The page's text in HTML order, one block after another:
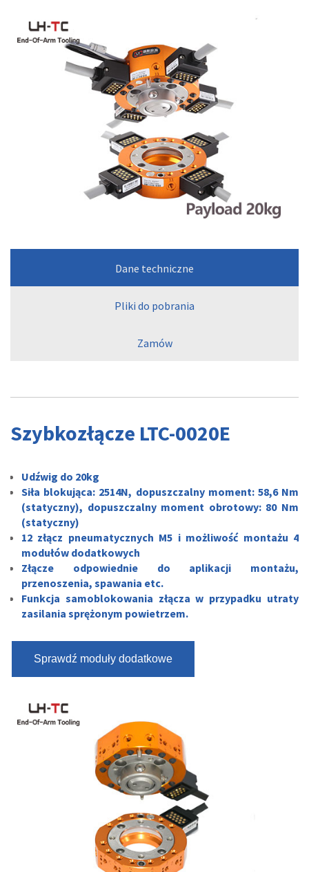
Dane techniczne
Pliki do pobrania
Zamów
Szybkozłącze LTC-0020E
Udźwig do 20kg
Siła blokująca: 2514N, dopuszczalny moment: 58,6 Nm
(statyczny), dopuszczalny moment obrotowy: 80 Nm
(statyczny)
12 złącz pneumatycznych M5 i możliwość montażu 4
modułów dodatkowych
Złącze odpowiednie do aplikacji montażu,
przenoszenia, spawania etc.
Funkcja samoblokowania złącza w przypadku utraty
zasilania sprężonym powietrzem.
Sprawdź moduły dodatkowe